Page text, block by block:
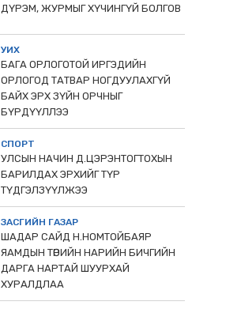
ДҮРЭМ, ЖУРМЫГ ХҮЧИНГҮЙ БОЛГОВ
УИХ
БАГА ОРЛОГОТОЙ ИРГЭДИЙН
ОРЛОГОД ТАТВАР НОГДУУЛАХГҮЙ
БАЙХ ЭРХ ЗҮЙН ОРЧНЫГ
БҮРДҮҮЛЛЭЭ
СПОРТ
УЛСЫН НАЧИН Д.ЦЭРЭНТОГТОХЫН
БАРИЛДАХ ЭРХИЙГ ТҮР
ТҮДГЭЛЗҮҮЛЖЭЭ
ЗАСГИЙН ГАЗАР
ШАДАР САЙД Н.НОМТОЙБАЯР
ЯАМДЫН ТӨРИЙН НАРИЙН БИЧГИЙН
ДАРГА НАРТАЙ ШУУРХАЙ
ХУРАЛДЛАА